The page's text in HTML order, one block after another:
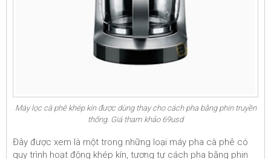
Máy lọc cà phê khép kín được dùng thay cho cách pha bằng phin truyền
thống. Giá tham khảo 69usd
Đây được xem là một trong những loại máy pha cà phê có
quy trình hoạt động khép kín, tương tự cách pha bằng phin